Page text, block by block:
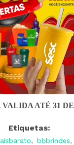
ATÉ 31
Etiquetas:
, bbbrindes,